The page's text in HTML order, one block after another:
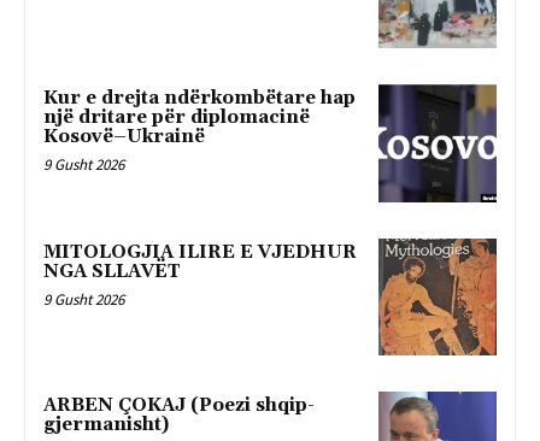
Kur e drejta ndërkombëtare hap
një dritare për diplomacinë
Kosovë–Ukrainë
9 Gusht 2026
MITOLOGJIA ILIRE E VJEDHUR
NGA SLLAVËT
9 Gusht 2026
ARBEN ÇOKAJ (Poezi shqip-
gjermanisht)